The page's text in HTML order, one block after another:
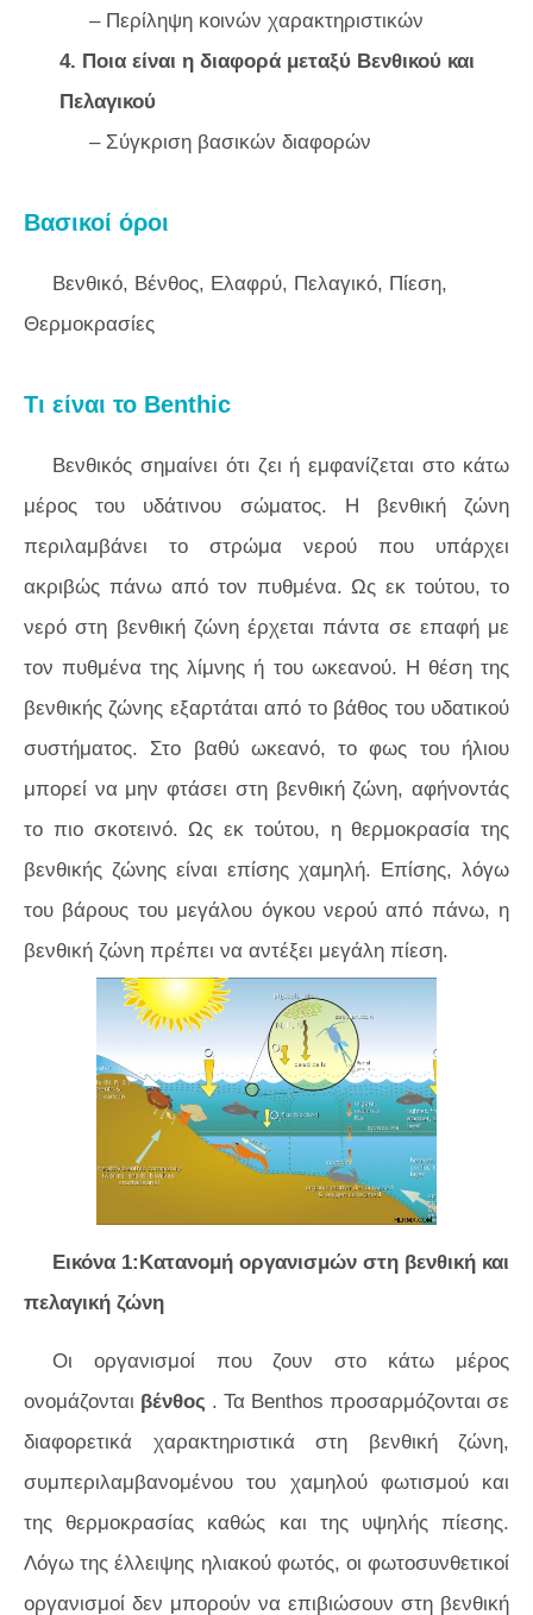
– Περίληψη κοινών χαρακτηριστικών
4. Ποια είναι η διαφορά μεταξύ Βενθικού και
Πελαγικού
– Σύγκριση βασικών διαφορών
Βασικοί όροι
Βενθικό, Βένθος, Ελαφρύ, Πελαγικό, Πίεση,
Θερμοκρασίες
Τι είναι το Benthic
Βενθικός σημαίνει ότι ζει ή εμφανίζεται στο κάτω
μέρος του υδάτινου σώματος. Η βενθική ζώνη
περιλαμβάνει το στρώμα νερού που υπάρχει
ακριβώς πάνω από τον πυθμένα. Ως εκ τούτου, το
νερό στη βενθική ζώνη έρχεται πάντα σε επαφή με
τον πυθμένα της λίμνης ή του ωκεανού. Η θέση της
βενθικής ζώνης εξαρτάται από το βάθος του υδατικού
συστήματος. Στο βαθύ ωκεανό, το φως του ήλιου
μπορεί να μην φτάσει στη βενθική ζώνη, αφήνοντάς
το πιο σκοτεινό. Ως εκ τούτου, η θερμοκρασία της
βενθικής ζώνης είναι επίσης χαμηλή. Επίσης, λόγω
του βάρους του μεγάλου όγκου νερού από πάνω, η
βενθική ζώνη πρέπει να αντέξει μεγάλη πίεση.
Εικόνα 1:Κατανομή οργανισμών στη βενθική και
πελαγική ζώνη
Οι οργανισμοί που ζουν στο κάτω μέρος
ονομάζονται βένθος . Τα Benthos προσαρμόζονται σε
διαφορετικά χαρακτηριστικά στη βενθική ζώνη,
συμπεριλαμβανομένου του χαμηλού φωτισμού και
της θερμοκρασίας καθώς και της υψηλής πίεσης.
Λόγω της έλλειψης ηλιακού φωτός, οι φωτοσυνθετικοί
οργανισμοί δεν μπορούν να επιβιώσουν στη βενθική